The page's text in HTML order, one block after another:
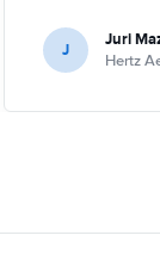
J Juri
Hertz